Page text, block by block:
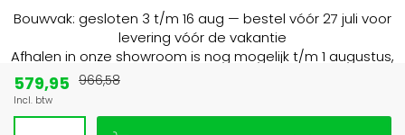
Bouwvak: gesloten 3 t/m 16 aug — bestel vóór 27 juli voor
levering vóór de vakantie
Afhalen in onze showroom is nog mogelijk t/m 1 augustus,
579,95
Incl. btw
966,58